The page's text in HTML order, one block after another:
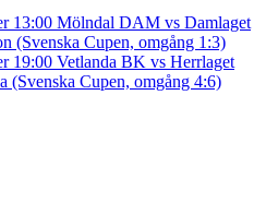
13:00 Mölndal DAM vs Damlaget
(Svenska Cupen, omgång 1:3)
19:00 Vetlanda BK vs Herrlaget
(Svenska Cupen, omgång 4:6)